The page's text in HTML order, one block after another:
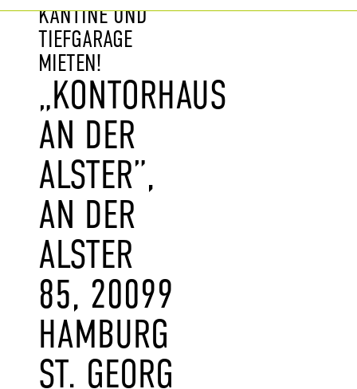
KANTINE UND
TIEFGARAGE
MIETEN!
„KONTORHAUS
AN DER
ALSTER”,
AN DER
ALSTER
85, 20099
HAMBURG
ST. GEORG